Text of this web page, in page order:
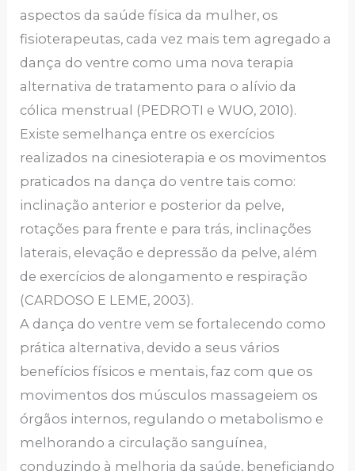
aspectos da saúde física da mulher, os
fisioterapeutas, cada vez mais tem agregado a
dança do ventre como uma nova terapia
alternativa de tratamento para o alívio da
cólica menstrual (PEDROTI e WUO, 2010).
Existe semelhança entre os exercícios
realizados na cinesioterapia e os movimentos
praticados na dança do ventre tais como:
inclinação anterior e posterior da pelve,
rotações para frente e para trás, inclinações
laterais, elevação e depressão da pelve, além
de exercícios de alongamento e respiração
(CARDOSO E LEME, 2003).
A dança do ventre vem se fortalecendo como
prática alternativa, devido a seus vários
benefícios físicos e mentais, faz com que os
movimentos dos músculos massageiem os
órgãos internos, regulando o metabolismo e
melhorando a circulação sanguínea,
conduzindo à melhoria da saúde, beneficiando